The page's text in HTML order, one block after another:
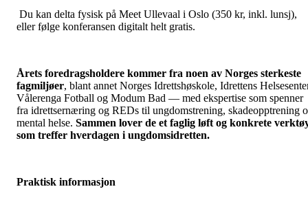
Du kan delta fysisk på Meet Ullevaal i Oslo (350 kr, inkl. lunsj),
eller følge konferansen digitalt helt gratis.
Årets foredragsholdere kommer fra noen av Norges sterkeste
fagmiljøer, blant annet Norges Idrettshøskole, Idrettens
Vålerenga Fotball og Modum Bad — med ekspertise som spenner
fra idrettsernæring og REDs til ungdomstrening, skadeopptrening
mental helse. Sammen lover de et faglig løft og konkrete
som treffer hverdagen i ungdomsidretten.
Praktisk informasjon